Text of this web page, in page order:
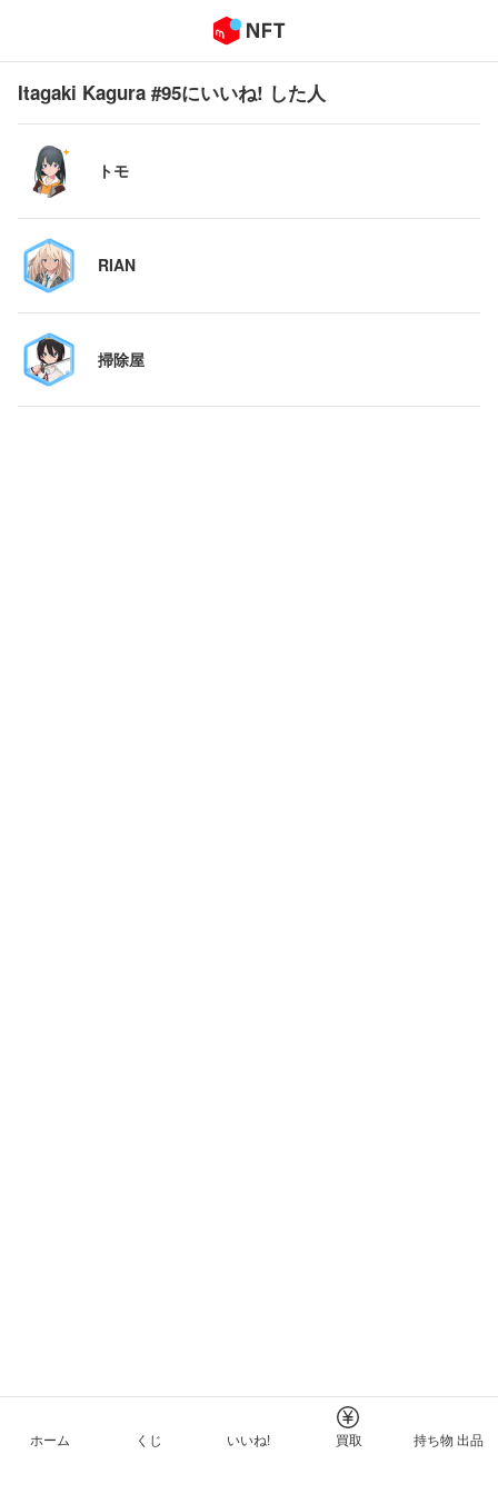
Itagaki Kagura #95にいいね! した人
トモ
RIAN
掃除屋
ホーム くじ いいね! 買取 持ち物 出品